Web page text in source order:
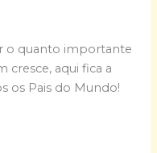
o quanto importante
cresce, aqui fica a
os Pais do Mundo!